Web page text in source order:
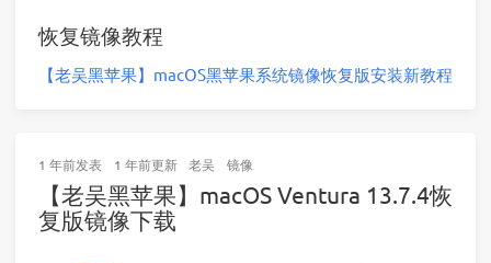
恢复镜像教程
【老吴黑苹果】macOS黑苹果系统镜像恢复版安装新教程
1 年前发表 1 年前更新 老吴 镜像
【老吴黑苹果】macOS Ventura 13.7.4恢
复版镜像下载